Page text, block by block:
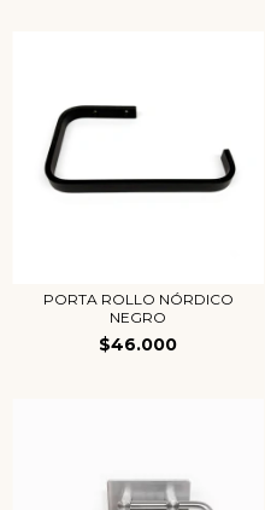
PORTA ROLLO NÓRDICO
NEGRO
$46.000